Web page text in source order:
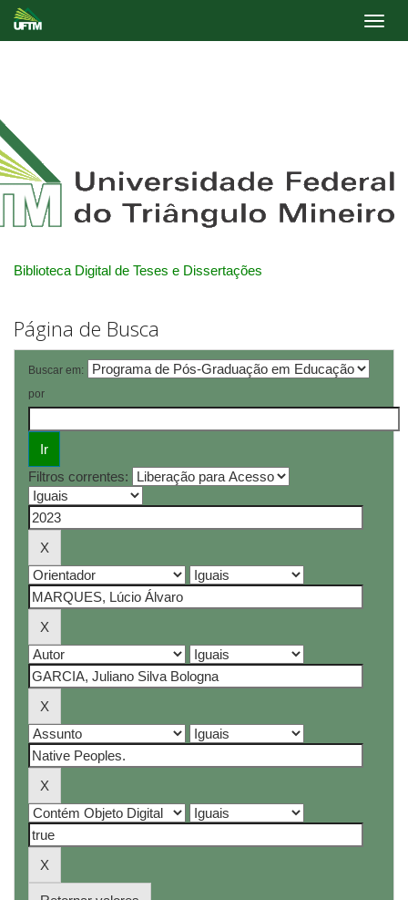
Biblioteca Digital de Teses e Dissertações
Página de Busca
Buscar em:
por
Filtros correntes: